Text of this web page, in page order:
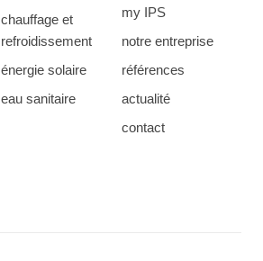
chauffage et
refroidissement
énergie solaire
eau sanitaire
my IPS
notre entreprise
références
actualité
contact